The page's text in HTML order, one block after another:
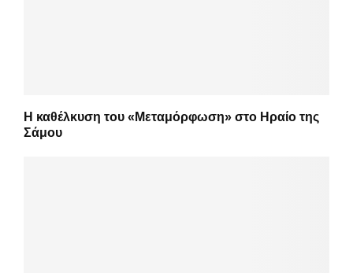
Η καθέλκυση του «Μεταμόρφωση» στο Ηραίο της
Σάμου